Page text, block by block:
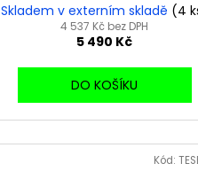
Skladem v externím skladě (4
4 537 Kč bez DPH
5 490 Kč
DO KOŠÍKU
Kód: